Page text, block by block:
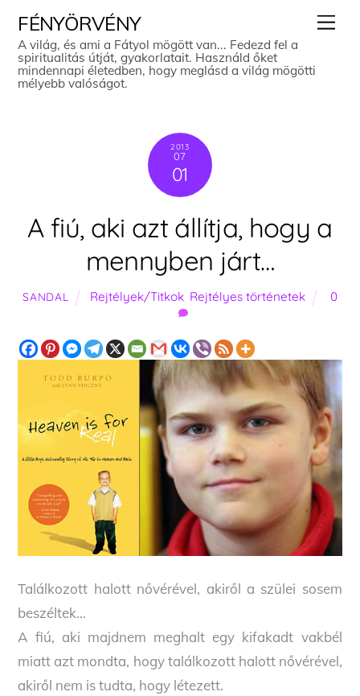
content
FÉNYÖRVÉNY
A világ, és ami a Fátyol mögött van... Fedezd fel a
spiritualitás útját, gyakorlatait. Használd őket
mindennapi életedben, hogy meglásd a világ mögötti
mélyebb valóságot.
2013
07
01
A fiú, aki azt állítja, hogy a
mennyben járt…
SANDAL Rejtélyek/Titkok Rejtélyes történetek 0
Találkozott halott nővérével, akiről a szülei sosem
beszéltek…
A fiú, aki majdnem meghalt egy kifakadt vakbél
miatt azt mondta, hogy találkozott halott nővérével,
akiről nem is tudta, hogy létezett.